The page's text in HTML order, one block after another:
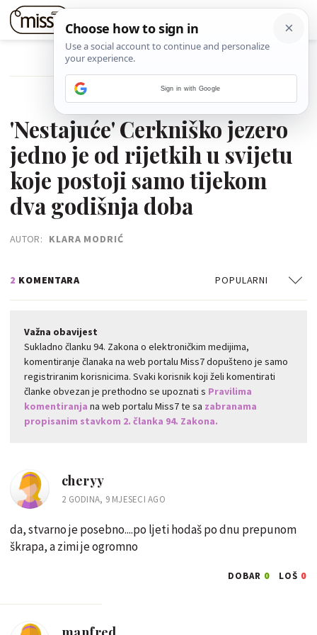
POVRATAK NA ČLANAK
05. STUDENOGA 2023.
'Nestajuće' Cerkniško jezero
jedno je od rijetkih u svijetu
koje postoji samo tijekom
dva godišnja doba
AUTOR: KLARA MODRIĆ
2 KOMENTARA POPULARNI
Važna obavijest
Sukladno članku 94. Zakona o elektroničkim medijima,
komentiranje članaka na web portalu Miss7 dopušteno je samo
registriranim korisnicima. Svaki korisnik koji želi komentirati
članke obvezan je prethodno se upoznati s Pravilima
komentiranja na web portalu Miss7 te sa zabranama
propisanim stavkom 2. članka 94. Zakona.
cheryy
2 GODINA, 9 MJESECI AGO
da, stvarno je posebno....po ljeti hodaš po dnu prepunom
škrapa, a zimi je ogromno
DOBAR 0 LOŠ 0
Sign in with Google